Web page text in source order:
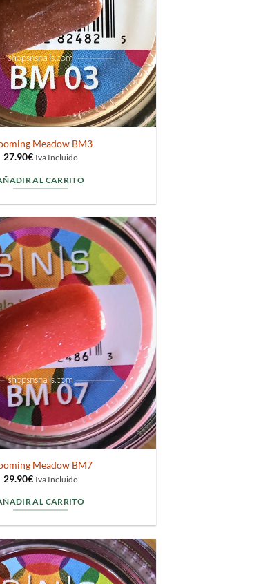
Meadow BM3
27.90€ Iva Incluido
AL CARRITO
Meadow BM7
29.90€ Iva Incluido
AL CARRITO